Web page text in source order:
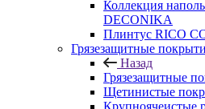
Коллекция
DECONIKA
Плинтус RICO
Грязезащитные
Назад
Грязезащитные
Щетинистые
Крупноячеистые